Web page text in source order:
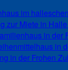
im
zur Miete in
in der
in
in der Frohen